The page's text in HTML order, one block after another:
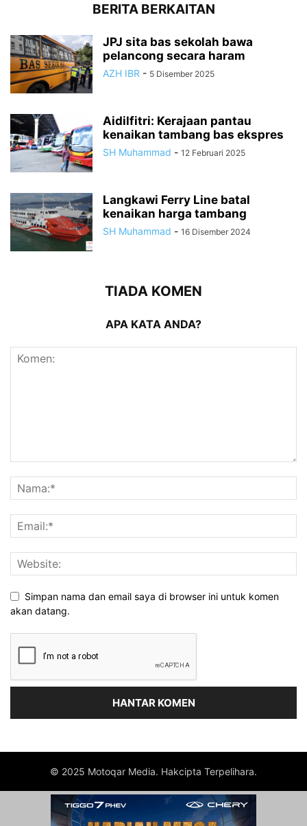
BERITA BERKAITAN
JPJ sita bas sekolah bawa
pelancong secara haram
AZH IBR - 5 Disember 2025
Aidilfitri: Kerajaan pantau
kenaikan tambang bas ekspres
SH Muhammad - 12 Februari 2025
Langkawi Ferry Line batal
kenaikan harga tambang
SH Muhammad - 16 Disember 2024
TIADA KOMEN
APA KATA ANDA?
Simpan nama dan email saya di browser ini untuk komen
akan datang.
© 2025 Motoqar Media. Hakcipta Terpelihara.